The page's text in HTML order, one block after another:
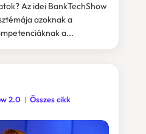
Az idei BankTechShow
azoknak a
a...
2.0
Összes cikk